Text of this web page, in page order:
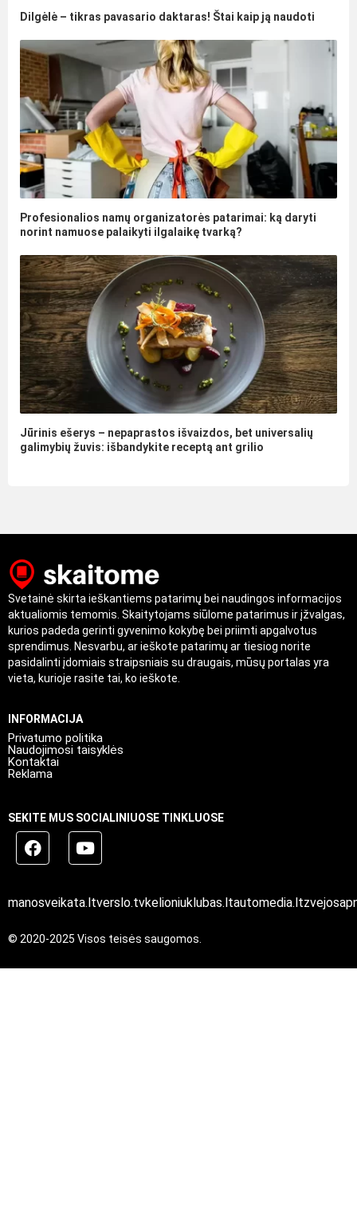
Dilgėlė – tikras pavasario daktaras! Štai kaip ją naudoti
Profesionalios namų organizatorės patarimai: ką daryti
norint namuose palaikyti ilgalaikę tvarką?
Jūrinis ešerys – nepaprastos išvaizdos, bet universalių
galimybių žuvis: išbandykite receptą ant grilio
Svetainė skirta ieškantiems patarimų bei naudingos informacijos
aktualiomis temomis. Skaitytojams siūlome patarimus ir įžvalgas,
kurios padeda gerinti gyvenimo kokybę bei priimti apgalvotus
sprendimus. Nesvarbu, ar ieškote patarimų ar tiesiog norite
pasidalinti įdomiais straipsniais su draugais, mūsų portalas yra
vieta, kurioje rasite tai, ko ieškote.
INFORMACIJA
Privatumo politika
Naudojimosi taisyklės
Kontaktai
Reklama
SEKITE MUS SOCIALINIUOSE TINKLUOSE
manosveikata.ltverslo.tvkelioniuklubas.ltautomedia.lt
© 2020-2025 Visos teisės saugomos.